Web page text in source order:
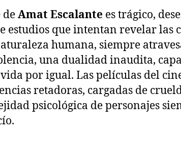
deAmat Escalante es trágico,
estudios que intentan revelar las
humana, siempre
una dualidad inaudita,
por igual. Las películas del
retadoras, cargadas de
psicológica de personajes